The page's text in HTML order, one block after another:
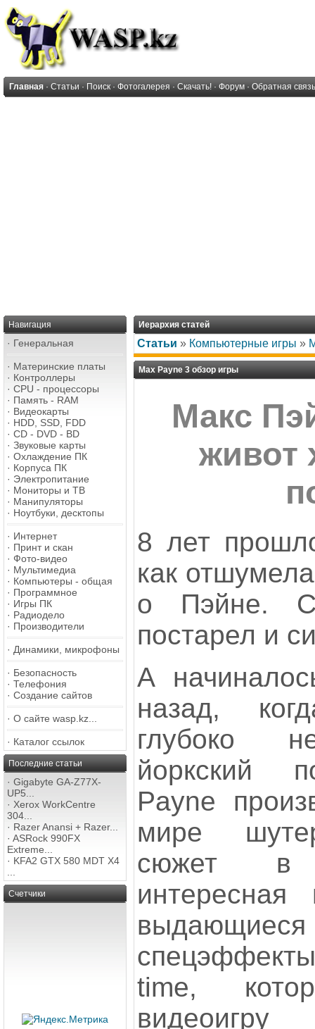
Главная · Статьи · Поиск · Фотогалерея · Скачать! · Форум · Обратная связь
Навигация
· Генеральная
· Материнские платы
· Контроллеры
· CPU - процессоры
· Память - RAM
· Видеокарты
· HDD, SSD, FDD
· CD - DVD - BD
· Звуковые карты
· Охлаждение ПК
· Корпуса ПК
· Электропитание
· Мониторы и ТВ
· Манипуляторы
· Ноутбуки, десктопы
· Интернет
· Принт и скан
· Фото-видео
· Мультимедиа
· Компьютеры - общая
· Программное
· Игры ПК
· Радиодело
· Производители
· Динамики, микрофоны
· Безопасность
· Телефония
· Создание сайтов
· О сайте wasp.kz...
· Каталог ссылок
Последние статьи
· Gigabyte GA-Z77X-
UP5...
· Xerox WorkCentre
304...
· Razer Anansi + Razer...
· ASRock 990FX
Extreme...
· KFA2 GTX 580 MDT X4
Счетчики
Иерархия статей
Статьи » Компьютерные игры »
Max Payne 3 обзор игры
Макс
живот
8 лет
как
о Пэйне.
постарел и
А
назад,
глубоко
йоркский
Payne
мире
сюжет в
интересная
time,